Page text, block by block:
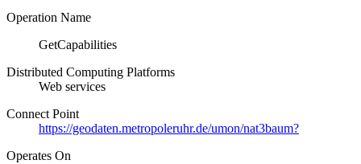
Operation Name
GetCapabilities
Distributed Computing Platforms
Web services
Connect Point
https://geodaten.metropoleruhr.de/umon/nat3baum?
Operates On